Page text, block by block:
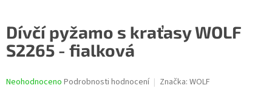
Dívčí pyžamo s kraťasy WOLF
S2265 - fialková
Průměrné
Neohodnoceno Podrobnosti hodnocení Značka: WOLF